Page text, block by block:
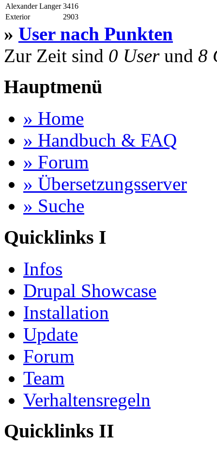
Alexander Langer 3416
Exterior
2903
» User nach Punkten
Zur Zeit sind 0 Userund 8
Hauptmenü
» Home
» Handbuch & FAQ
» Forum
» Übersetzungsserver
» Suche
Quicklinks I
Infos
Drupal Showcase
Installation
Update
Forum
Team
Verhaltensregeln
Quicklinks II